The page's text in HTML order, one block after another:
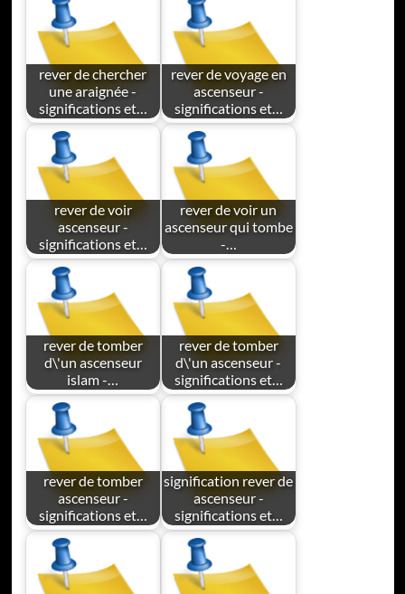
rever de chercher
une araignée -
significations et…
rever de voyage en
ascenseur -
significations et…
rever de voir
ascenseur -
significations et…
rever de voir un
ascenseur qui tombe
-…
rever de tomber
d\'un ascenseur
islam -…
rever de tomber
d\'un ascenseur -
significations et…
rever de tomber
ascenseur -
significations et…
signification rever de
ascenseur -
significations et…